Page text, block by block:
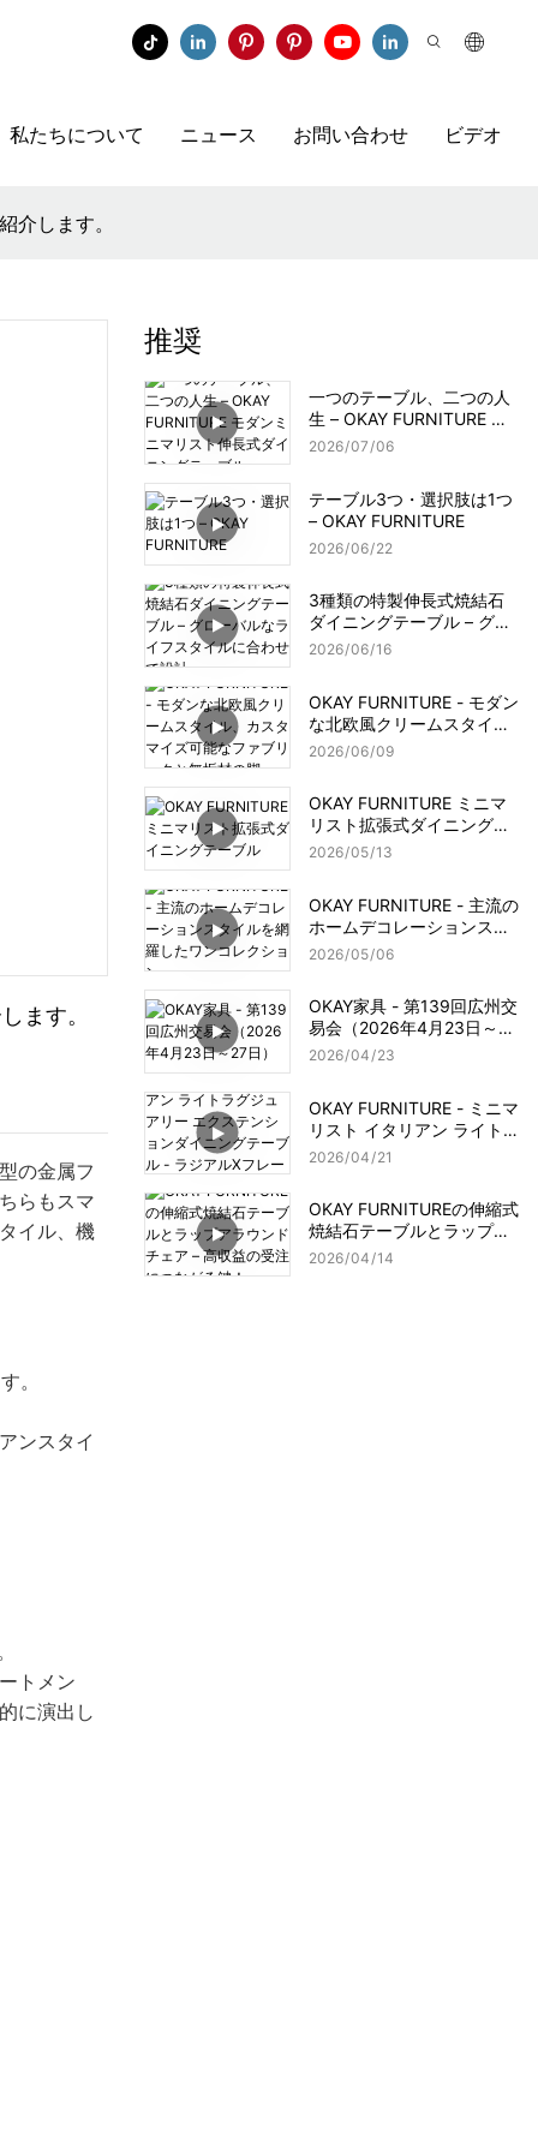
私たちについて ニュース お問い合わせ ビデオ
介します。
ます。
の金属フ
らもスマ
イル、機
。
ンスタイ
トメン
に演出し
推奨
一つのテーブル、二つの人
生 – OKAY FURNITURE モ
ダンミニマリスト伸長式ダ
2026 07 06
テーブル3つ・選択肢は1つ
– OKAY FURNITURE
2026 06 22
3種類の特製伸長式焼結石
ダイニングテーブル – グロ
ーバルなライフスタイルに
2026 06 16
OKAY FURNITURE - モダン
な北欧風クリームスタイ
ル、カスタマイズ可能なフ
2026 06 09
OKAY FURNITURE ミニマ
リスト拡張式ダイニングテ
ーブル
2026 05 13
OKAY FURNITURE - 主流の
ホームデコレーションスタ
イルを網羅したワンコレク
2026 05 06
OKAY家具 - 第139回広州交
易会（2026年4月23日～27
日）
2026 04 23
OKAY FURNITURE - ミニマ
リスト イタリアン ライトラ
グジュアリー エクステンシ
ミアムスレート天板
2026 04 21
OKAY FURNITUREの伸縮式
焼結石テーブルとラップア
ラウンドチェア – 高収益の
2026 04 14